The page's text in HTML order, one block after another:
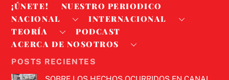
¡ÚNETE!
NUESTRO PERIODICO
NACIONAL
INTERNACIONAL
TEORÍA
PODCAST
ACERCA DE NOSOTROS
POSTS RECIENTES